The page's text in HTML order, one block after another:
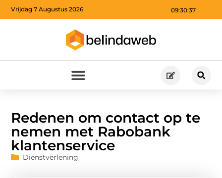
09:30:39
Vrijdag 7 Augustus 2026
Redenen om contact op te
nemen met Rabobank
klantenservice
Dienstverlening